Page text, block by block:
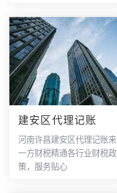
建安区代理记账
河南许昌建安区代理记账来
一方财税精通各行业财税政
策，服务贴心